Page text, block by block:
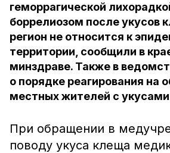
геморрагической
боррелиозом после укусов
регион не относится к
территории, сообщили в
минздраве. Также в
о порядке реагирования на
местных жителей с
При обращении в
поводу укуса клеща